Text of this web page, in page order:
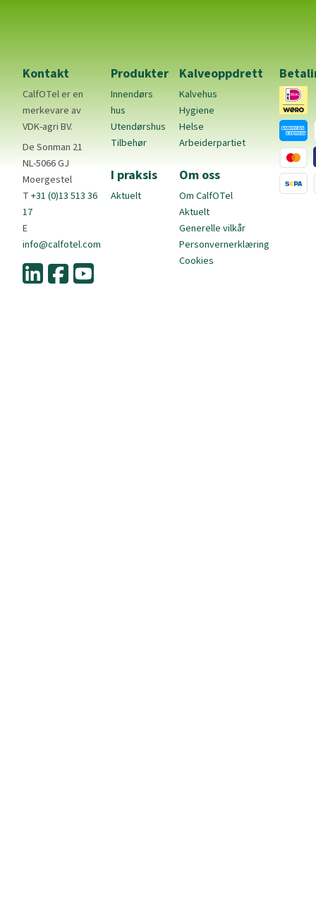
Kontakt
CalfOTel er en
merkevare av
VDK-agri BV.
De Sonman 21
NL-5066 GJ
Moergestel
T+31 (0)13 513 36
17
E
info@calfotel.com
Produkter
Innendørs
hus
Utendørshus
Tilbehør
I praksis
Aktuelt
Kalveoppdrett
Kalvehus
Hygiene
Helse
Arbeiderpartiet
Om oss
Om CalfOTel
Aktuelt
Generelle vilkår
Personvernerklæring
Cookies